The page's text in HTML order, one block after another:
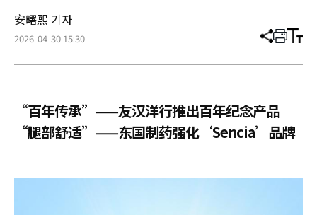
安曙熙 기자
2026-04-30 15:30 分
章
打 调
小
“百年传承”——友汉洋行推出百年纪念产品
“腿部舒适”——东国制药强化‘Sencia’品牌